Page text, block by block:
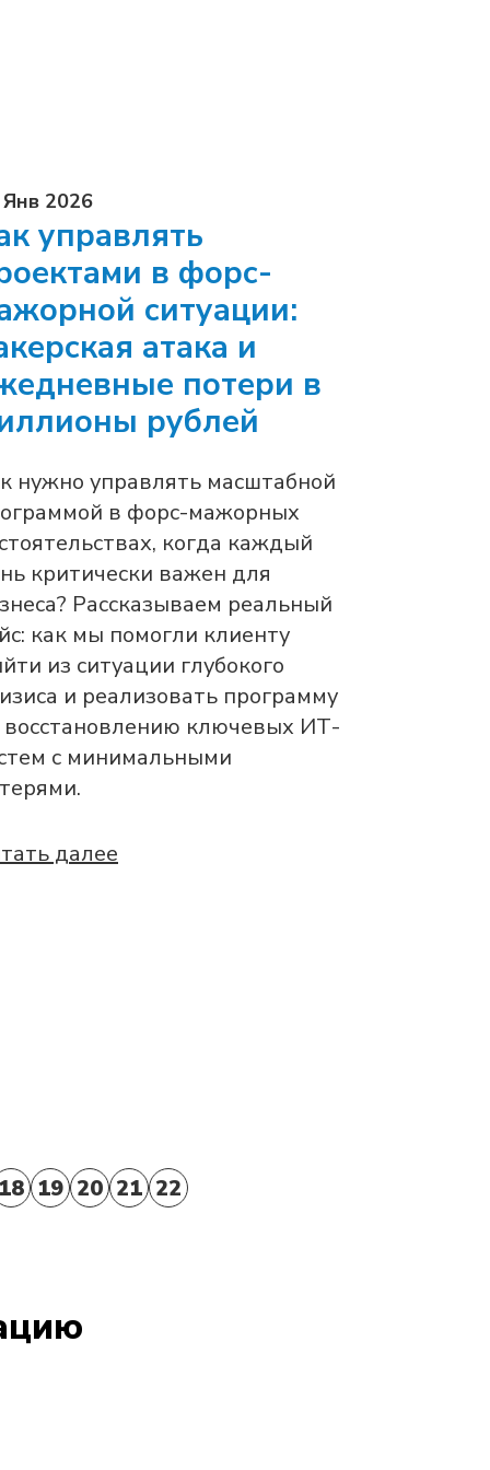
2026
управлять
в форс-
ситуации:
атака и
потери в
рублей
нужно управлять масштабной
в форс-мажорных
когда каждый
критически важен для
Рассказываем реальный
как мы помогли клиенту
из ситуации глубокого
и реализовать программу
восстановлению ключевых ИТ-
с минимальными
далее
18 19 20 21 22